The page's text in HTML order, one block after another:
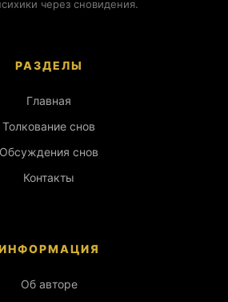
через сновидения.
РАЗДЕЛЫ
Главная
Толкование снов
Обсуждения снов
Контакты
Об авторе